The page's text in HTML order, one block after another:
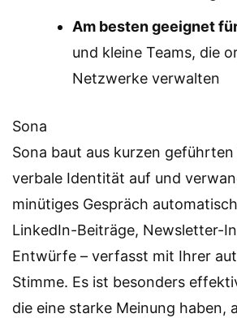
Am besten geeignet
und kleine Teams, die
Netzwerke verwalten
Sona
Sona baut aus kurzen
verbale Identität auf und
minütiges Gespräch
LinkedIn-Beiträge, Newsletter-
Entwürfe – verfasst mit Ihrer
Stimme. Es ist besonders
die eine starke Meinung haben,